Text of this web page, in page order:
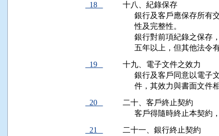
18
十八、紀錄保存
銀行及客戶應保存所
      性及完整性。
銀行對前項紀錄之保
五年以上，但其他法
19
十九、電子文件之效力
銀行及客戶同意以電
件，其效力與書面文
20
二十、客戶終止契約
客戶得隨時終止本契
21
二十一、銀行終止契約